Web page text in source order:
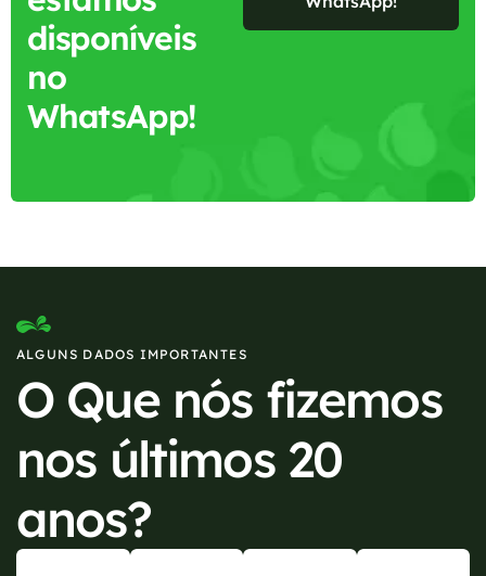
disponíveis
no
WhatsApp!
ALGUNS DADOS IMPORTANTES
O Que nós fizemos
nos últimos 20
anos?